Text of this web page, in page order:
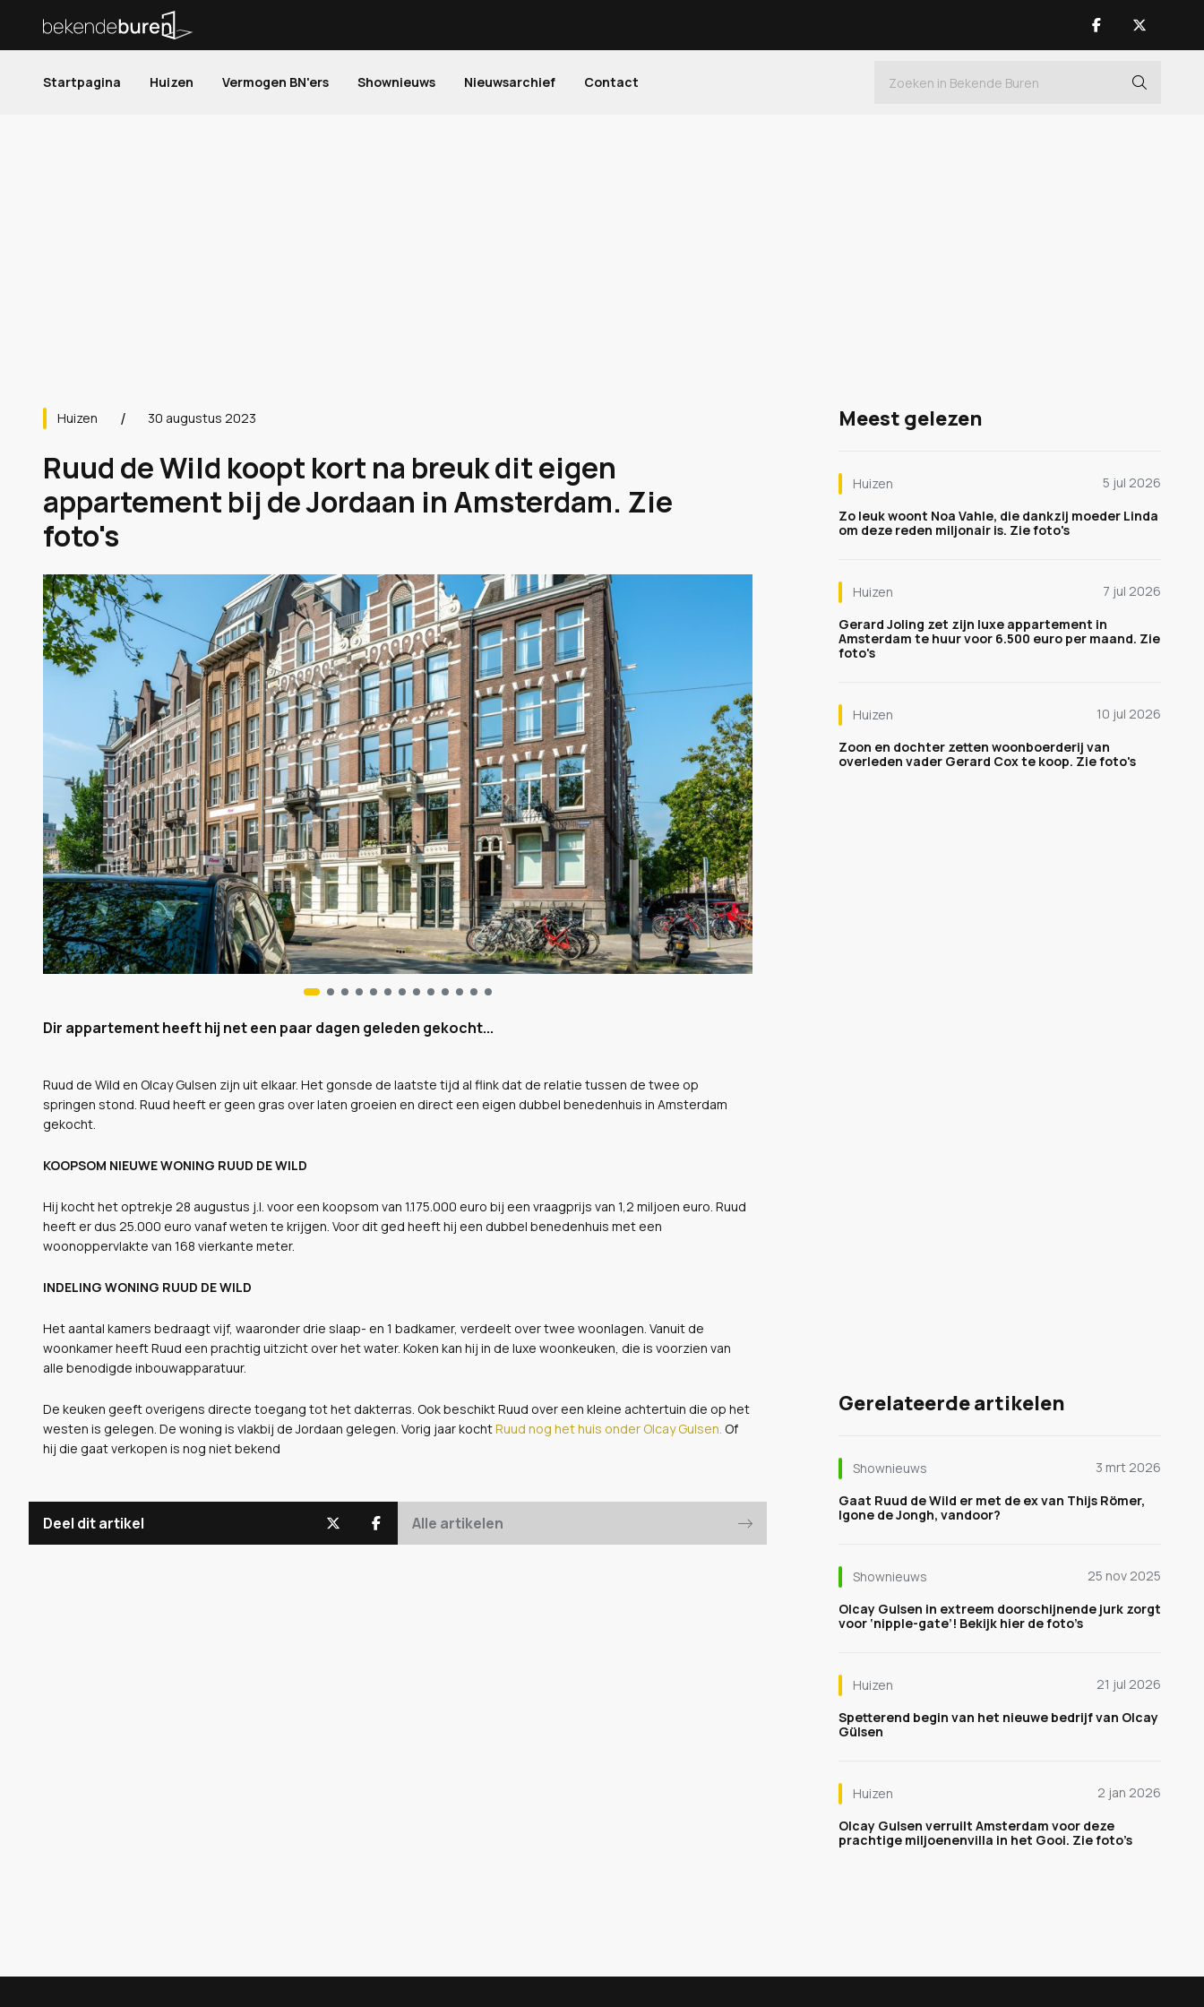
Startpagina Huizen Vermogen BN'ers Shownieuws Nieuwsarchief Contact
Huizen 30 augustus 2023
Ruud de Wild koopt kort na breuk dit eigen
appartement bij de Jordaan in Amsterdam. Zie
foto's
Dir appartement heeft hij net een paar dagen geleden gekocht...
Ruud de Wild en Olcay Gulsen zijn uit elkaar. Het gonsde de laatste tijd al flink dat de relatie tussen de twee op
springen stond. Ruud heeft er geen gras over laten groeien en direct een eigen dubbel benedenhuis in Amsterdam
gekocht.
KOOPSOM NIEUWE WONING RUUD DE WILD
Hij kocht het optrekje 28 augustus j.l. voor een koopsom van 1.175.000 euro bij een vraagprijs van 1,2 miljoen euro. Ruud
heeft er dus 25.000 euro vanaf weten te krijgen. Voor dit ged heeft hij een dubbel benedenhuis met een
woonoppervlakte van 168 vierkante meter.
INDELING WONING RUUD DE WILD
Het aantal kamers bedraagt vijf, waaronder drie slaap- en 1 badkamer, verdeelt over twee woonlagen. Vanuit de
woonkamer heeft Ruud een prachtig uitzicht over het water. Koken kan hij in de luxe woonkeuken, die is voorzien van
alle benodigde inbouwapparatuur.
De keuken geeft overigens directe toegang tot het dakterras. Ook beschikt Ruud over een kleine achtertuin die op het
westen is gelegen. De woning is vlakbij de Jordaan gelegen. Vorig jaar kochtRuud nog het huis onder Olcay Gulsen. Of
hij die gaat verkopen is nog niet bekend
Deel dit artikel Alle artikelen
Meest gelezen
Huizen
5 jul 2026
Zo leuk woont Noa Vahle, die dankzij moeder Linda
om deze reden miljonair is. Zie foto's
Huizen
7 jul 2026
Gerard Joling zet zijn luxe appartement in
Amsterdam te huur voor 6.500 euro per maand. Zie
foto's
Huizen
10 jul 2026
Zoon en dochter zetten woonboerderij van
overleden vader Gerard Cox te koop. Zie foto's
Gerelateerde artikelen
Shownieuws
3 mrt 2026
Gaat Ruud de Wild er met de ex van Thijs Römer,
Igone de Jongh, vandoor?
Shownieuws
25 nov 2025
Olcay Gulsen in extreem doorschijnende jurk zorgt
voor ‘nipple-gate’! Bekijk hier de foto’s
Huizen
21 jul 2026
Spetterend begin van het nieuwe bedrijf van Olcay
Gülsen
Huizen
2 jan 2026
Olcay Gulsen verruilt Amsterdam voor deze
prachtige miljoenenvilla in het Gooi. Zie foto’s